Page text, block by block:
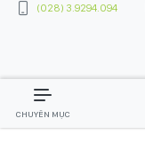
(028) 3.9294.094
CHUYÊN MỤC